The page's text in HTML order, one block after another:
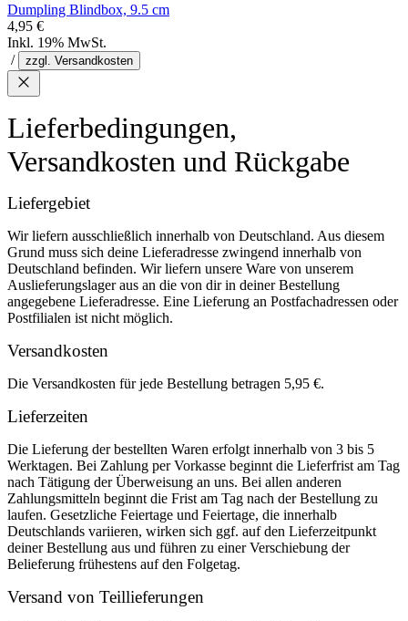
Dumpling Blindbox, 9.5 cm
4,95 €
Inkl. 19% MwSt.
/
zzgl. Versandkosten
Lieferbedingungen,
Versandkosten und Rückgabe
Liefergebiet
Wir liefern ausschließlich innerhalb von Deutschland. Aus diesem
Grund muss sich deine Lieferadresse zwingend innerhalb von
Deutschland befinden. Wir liefern unsere Ware von unserem
Auslieferungslager aus an die von dir in deiner Bestellung
angegebene Lieferadresse. Eine Lieferung an Postfachadressen oder
Postfilialen ist nicht möglich.
Versandkosten
Die Versandkosten für jede Bestellung betragen 5,95 €.
Lieferzeiten
Die Lieferung der bestellten Waren erfolgt innerhalb von 3 bis 5
Werktagen. Bei Zahlung per Vorkasse beginnt die Lieferfrist am Tag
nach Tätigung der Überweisung an uns. Bei allen anderen
Zahlungsmitteln beginnt die Frist am Tag nach der Bestellung zu
laufen. Gesetzliche Feiertage und Feiertage, die innerhalb
Deutschlands variieren, wirken sich ggf. auf den Lieferzeitpunkt
deiner Bestellung aus und führen zu einer Verschiebung der
Belieferung frühestens auf den Folgetag.
Versand von Teillieferungen